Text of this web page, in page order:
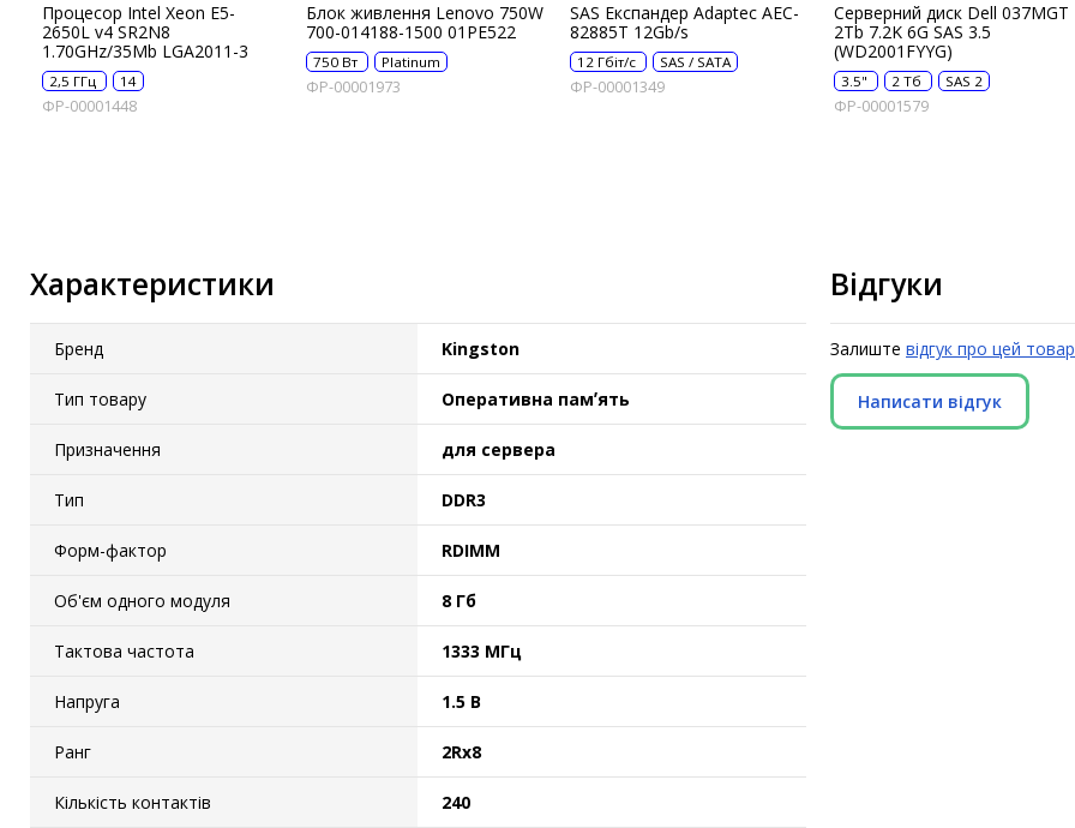
IP-камери
Автономне живлення
Автоматичні вимикачі
Процесор Intel Xeon E5-
2650L v4 SR2N8
1.70GHz/35Mb LGA2011-3
2,5 ГГц 14
ФР-00001448
Блок живлення Lenovo 750W
700-014188-1500 01PE522
750 Вт Platinum
ФР-00001973
SAS Експандер Adaptec AEC-
82885T 12Gb/s
12 Гбіт/с SAS / SATA
ФР-00001349
Серверний диск Dell 037MGT
2Tb 7.2K 6G SAS 3.5
(WD2001FYYG)
3.5" 2 Тб SAS 2
ФР-00001579
Характеристики
Бренд Kingston
Тип товару Оперативна памʼять
Призначення для сервера
Тип DDR3
Форм-фактор RDIMM
Об'єм одного модуля 8 Гб
Тактова частота 1333 МГц
Напруга 1.5 В
Ранг 2Rx8
Кількість контактів 240
Відгуки
Залиште відгук про цей товар
Написати відгук